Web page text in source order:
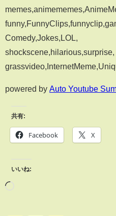
Comedy,Jokes,LOL,
shockscene,hilarious,surprise,
powered by Auto Youtube
共有:
Facebook X
いいね: